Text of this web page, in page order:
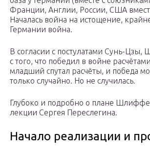
Франции, Англии, России, США
Началась война на истощение,
Германии война.
В согласии с постулатами Сунь-
с того, что победил в войне
младший спутал расчёты, и победа
только случайно. Но не случилась.
Глубоко и подробно о плане
лекции Сергея Переслегина.
Начало реализации и